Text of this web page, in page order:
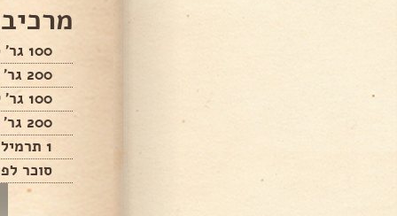
100 גר' סוכר
200 גר' קמח
100 גר' קורנפלור
200 גר' חמאה רכה ללא מלח
1 תרמיל וניל
סוכר